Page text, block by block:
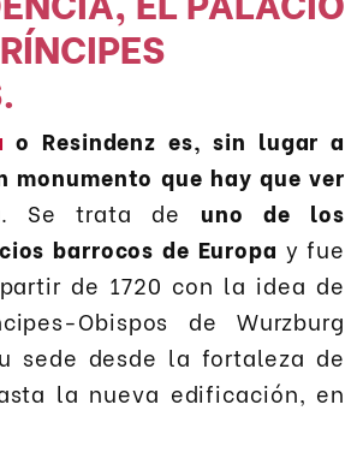
o Resindenz es, sin lugar a
monumento que hay que ver
. Se trata de uno de los
barrocos de Europa y fue
de 1720 con la idea de
Obispos de Wurzburg
sede desde la fortaleza de
la nueva edificación, en